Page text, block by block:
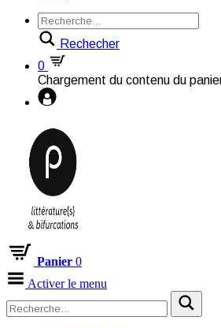
Rechecher
0
Chargement du contenu du
Panier 0
Activer le menu